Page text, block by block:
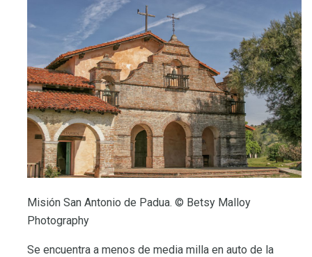
Misión San Antonio de Padua. © Betsy Malloy
Photography
Se encuentra a menos de media milla en auto de la